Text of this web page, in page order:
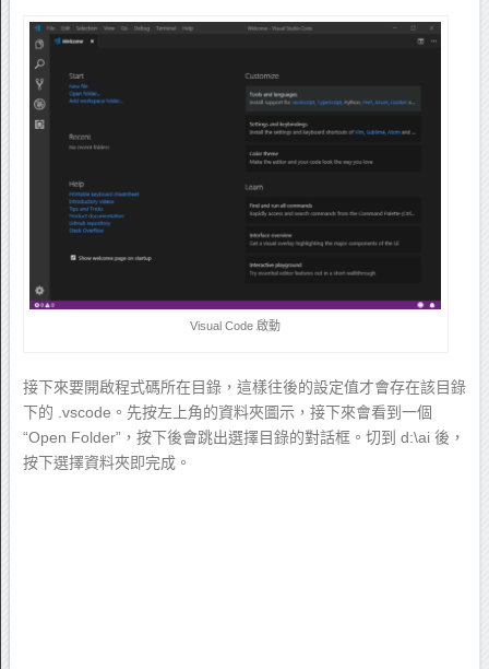
Visual Code 啟動
接下來要開啟程式碼所在目錄，這樣往後的設定值才會存在該目錄
下的 .vscode。先按左上角的資料夾圖示，接下來會看到一個
“Open Folder”，按下後會跳出選擇目錄的對話框。切到 d:\ai 後，
按下選擇資料夾即完成。